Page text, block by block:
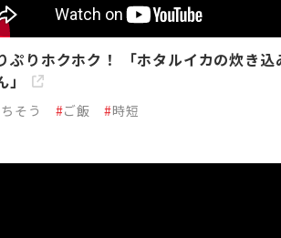
ぷりホクホク！ 「ホタルイカの炊き込
そう #ご飯 #時短